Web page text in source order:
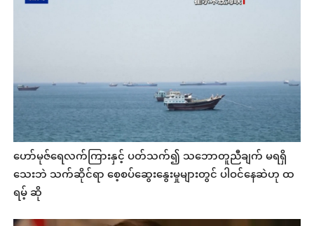
ဟော်မုဇ်ရေလက်ကြားနှင့် ပတ်သက်၍ သဘောတူညီချက် မရရှိ
သေးဘဲ သက်ဆိုင်ရာ စေ့စပ်ဆွေးနွေးမှုများတွင် ပါဝင်နေဆဲဟု ထ
ရမ့် ဆို